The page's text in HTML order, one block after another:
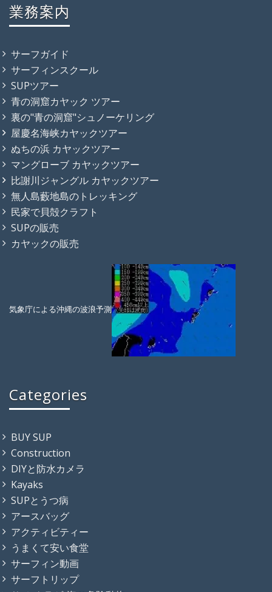
業務案内
サーフガイド
サーフィンスクール
SUPツアー
青の洞窟カヤック ツアー
裏の"青の洞窟"シュノーケリング
屋慶名海峡カヤックツアー
ぬちの浜 カヤックツアー
マングローブ カヤックツアー
比謝川ジャングル カヤックツアー
無人島藪地島のトレッキング
民家で貝殻クラフト
SUPの販売
カヤックの販売
気象庁による沖縄の波浪予測
Categories
BUY SUP
Construction
DIYと防水カメラ
Kayaks
SUPとうつ病
アースバッグ
アクティビティー
うまくて安い食堂
サーフィン動画
サーフトリップ